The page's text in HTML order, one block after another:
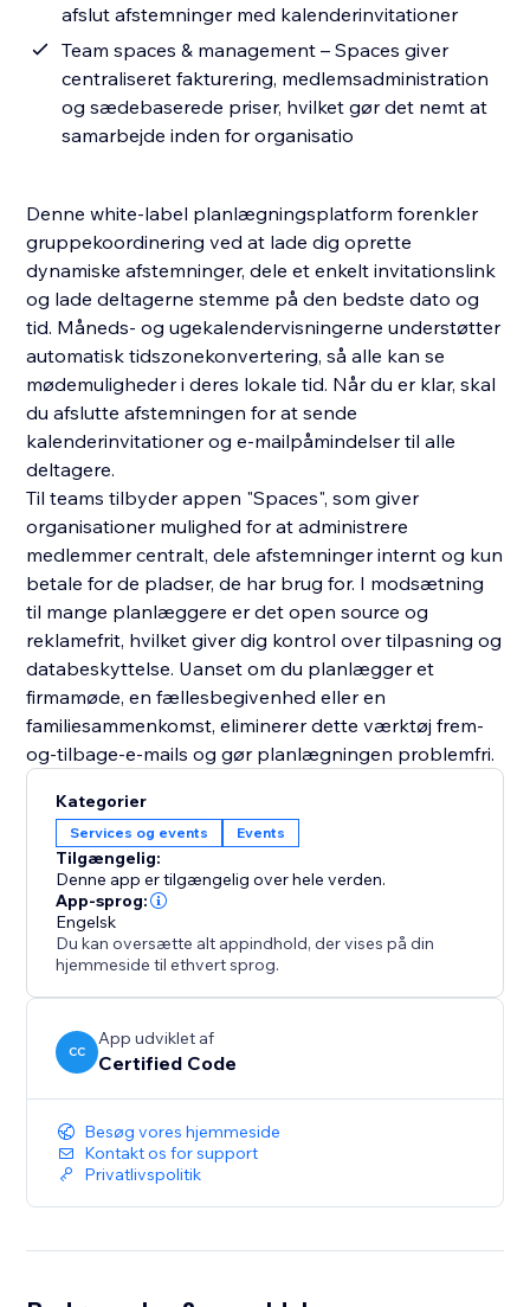
afslut afstemninger med kalenderinvitationer
Team spaces & management – Spaces giver
centraliseret fakturering, medlemsadministration
og sædebaserede priser, hvilket gør det nemt at
samarbejde inden for organisatio
Denne white-label planlægningsplatform forenkler
gruppekoordinering ved at lade dig oprette
dynamiske afstemninger, dele et enkelt invitationslink
og lade deltagerne stemme på den bedste dato og
tid. Måneds- og ugekalendervisningerne understøtter
automatisk tidszonekonvertering, så alle kan se
mødemuligheder i deres lokale tid. Når du er klar, skal
du afslutte afstemningen for at sende
kalenderinvitationer og e-mailpåmindelser til alle
deltagere.
Til teams tilbyder appen "Spaces", som giver
organisationer mulighed for at administrere
medlemmer centralt, dele afstemninger internt og kun
betale for de pladser, de har brug for. I modsætning
til mange planlæggere er det open source og
reklamefrit, hvilket giver dig kontrol over tilpasning og
databeskyttelse. Uanset om du planlægger et
firmamøde, en fællesbegivenhed eller en
familiesammenkomst, eliminerer dette værktøj frem-
og-tilbage-e-mails og gør planlægningen problemfri.
Kategorier
Services og events Events
Tilgængelig:
Denne app er tilgængelig over hele verden.
App-sprog:
Engelsk
Du kan oversætte alt appindhold, der vises på din
hjemmeside til ethvert sprog.
CC
App udviklet af
Certified Code
Besøg vores hjemmeside
Kontakt os for support
Privatlivspolitik